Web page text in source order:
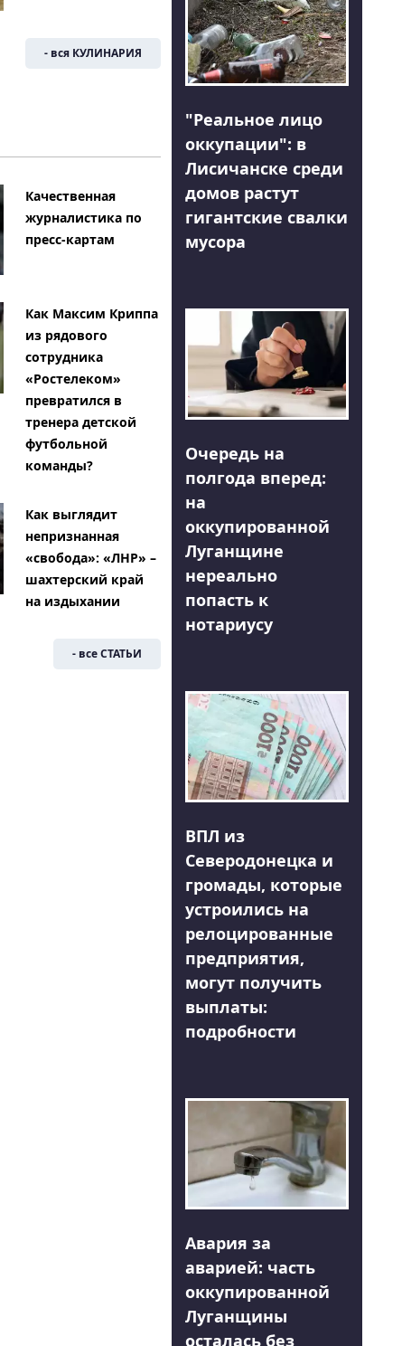
- вся КУЛИНАРИЯ
Качественная
журналистика по
пресс-картам
Как Максим Криппа
из рядового
сотрудника
«Ростелеком»
превратился в
тренера детской
футбольной
команды?
Как выглядит
непризнанная
«свобода»: «ЛНР» –
шахтерский край
на издыхании
- все СТАТЬИ
"Реальное лицо
оккупации": в
Лисичанске среди
домов растут
гигантские свалки
мусора
Очередь на
полгода вперед:
на
оккупированной
Луганщине
нереально
попасть к
нотариусу
ВПЛ из
Северодонецка и
громады, которые
устроились на
релоцированные
предприятия,
могут получить
выплаты:
подробности
Авария за
аварией: часть
оккупированной
Луганщины
осталась без